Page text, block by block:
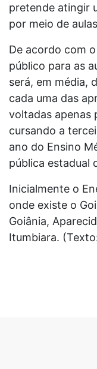
pretende atingir
por meio de
De acordo com
público para as
será, em média,
cada uma das
voltadas apenas
cursando a
ano do Ensino
pública estadual
Inicialmente o
onde existe o
Goiânia,
Itumbiara.